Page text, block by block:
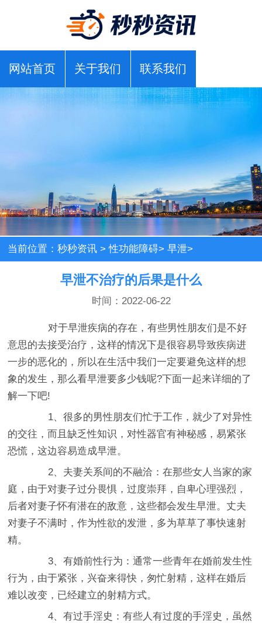
网站首页 关于我们 联系我们
当前位置：秒秒资讯 >性功能障碍>早泄>
早泄不治疗的后果是什么
时间：2022-06-22
对于早泄疾病的存在，有些男性朋友们是不好
意思的去接受治疗，这样的情况下是很容易导致疾病进
一步的恶化的，所以在生活中我们一定要避免这样的想
象的发生，那么看早泄要多少钱呢?下面一起来详细的了
解一下吧!
1、很多的男性朋友们忙于工作，就少了对异性
的交往，而且缺乏性知识，对性器官有神秘感，易紧张
恐慌，这边容易造成早泄。
2、夫妻关系间的不融洽：在那些女人当家的家
庭，由于对妻子过分畏惧，过度崇拜，自卑心理强烈，
后者对妻子怀有潜在的敌意，这些都会发生早泄。丈夫
对妻子不满时，作为性欲的发泄，多为草草了事快速射
精。
3、有婚前性行为：通常一些青年在婚前发生性
行为，由于紧张，兴奋来得快，匆忙射精，这样在婚后
难以改变，已经建立的射精方式。
4、有过手淫史：有些人有过度的手淫史，虽然